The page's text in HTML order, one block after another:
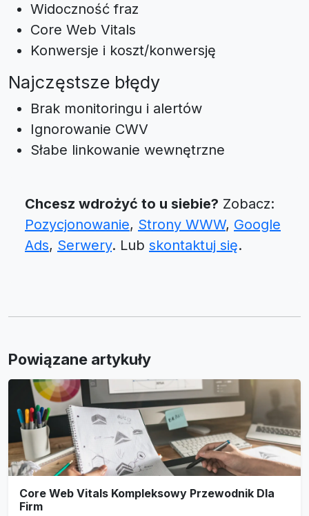
Widoczność fraz
Core Web Vitals
Konwersje i koszt/konwersję
Najczęstsze błędy
Brak monitoringu i alertów
Ignorowanie CWV
Słabe linkowanie wewnętrzne
Chcesz wdrożyć to u siebie? Zobacz:
Pozycjonowanie, Strony WWW, Google
Ads, Serwery. Lub skontaktuj się.
Powiązane artykuły
Core Web Vitals Kompleksowy Przewodnik Dla
Firm